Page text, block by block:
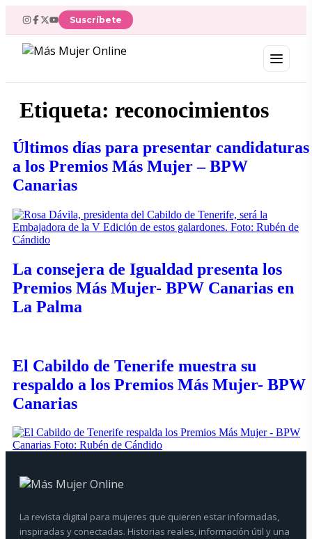
contenido
Suscríbete
Etiqueta: reconocimientos
Últimos días para presentar candidaturas
a los Premios Más Mujer – BPW
Canarias
La consejera de Igualdad presenta los
Premios Más Mujer- BPW Canarias en
La Palma
El Cabildo de Tenerife muestra su
respaldo a los Premios Más Mujer- BPW
Canarias
La revista digital para mujeres que quieren estar informadas,
inspiradas y conectadas. Historias reales, información útil y una